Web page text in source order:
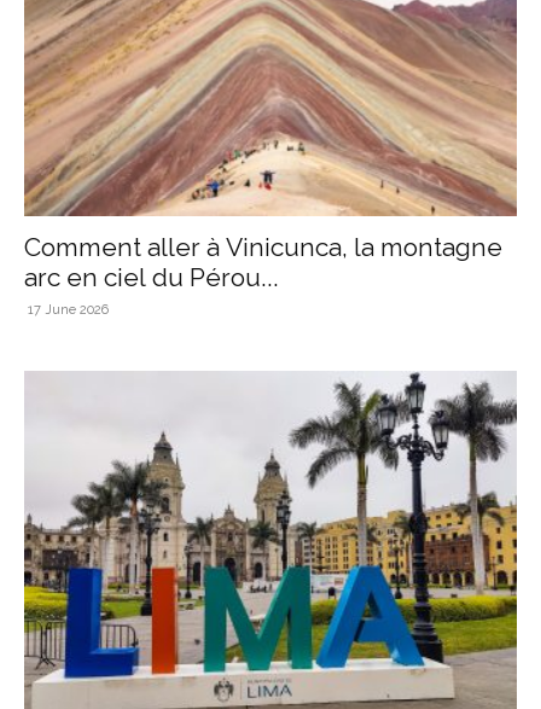
Comment aller à Vinicunca, la montagne
arc en ciel du Pérou...
17 June 2026